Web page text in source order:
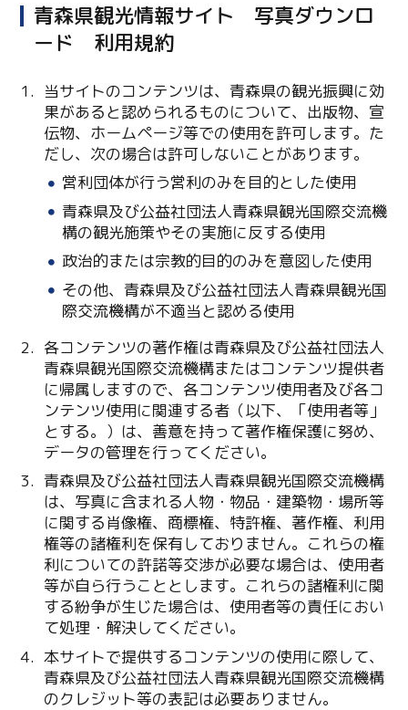
青森県観光情報サイト 写真ダウンロ
ード 利用規約
当サイトのコンテンツは、青森県の観光振興に効
果があると認められるものについて、出版物、宣
伝物、ホームページ等での使用を許可します。た
だし、次の場合は許可しないことがあります。
営利団体が行う営利のみを目的とした使用
青森県及び公益社団法人青森県観光国際交流機
構の観光施策やその実施に反する使用
政治的または宗教的目的のみを意図した使用
その他、青森県及び公益社団法人青森県観光国
際交流機構が不適当と認める使用
各コンテンツの著作権は青森県及び公益社団法人
青森県観光国際交流機構またはコンテンツ提供者
に帰属しますので、各コンテンツ使用者及び各コ
ンテンツ使用に関連する者（以下、「使用者等」
とする。）は、善意を持って著作権保護に努め、
データの管理を行ってください。
青森県及び公益社団法人青森県観光国際交流機構
は、写真に含まれる人物・物品・建築物・場所等
に関する肖像権、商標権、特許権、著作権、利用
権等の諸権利を保有しておりません。これらの権
利についての許諾等交渉が必要な場合は、使用者
等が自ら行うこととします。これらの諸権利に関
する紛争が生じた場合は、使用者等の責任におい
て処理・解決してください。
本サイトで提供するコンテンツの使用に際して、
青森県及び公益社団法人青森県観光国際交流機構
のクレジット等の表記は必要ありません。
Twitter
Facebook
Line
Copy URL